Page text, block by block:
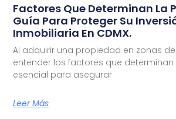
Factores Que Determinan La
Guía Para Proteger Su
Inmobiliaria En CDMX.
Al adquirir una propiedad en zonas
entender los factores que
esencial para asegurar
Leer Más